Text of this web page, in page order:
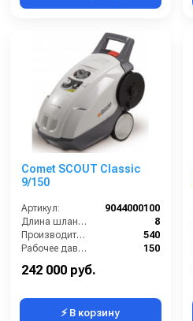
Comet SCOUT Classic
9/150
Артикул:
9044000100
Длина шланга ВД (м):
8
Производительность (л/ч):
540
Рабочее давление (бар):
150
242 000 руб.
⚡ В корзину